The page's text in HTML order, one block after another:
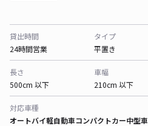
貸出時間
24時間営業
タイプ
平置き
長さ
500cm 以下
車幅
210cm 以下
対応車種
オートバイ軽自動車コンパクトカー中型車